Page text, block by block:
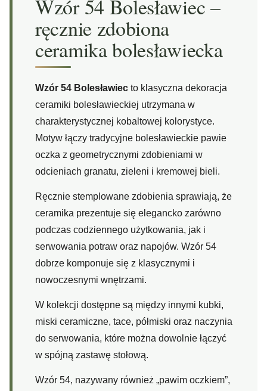
Wzór 54 Bolesławiec –
ręcznie zdobiona
ceramika bolesławiecka
Wzór 54 Bolesławiec to klasyczna dekoracja
ceramiki bolesławieckiej utrzymana w
charakterystycznej kobaltowej kolorystyce.
Motyw łączy tradycyjne bolesławieckie pawie
oczka z geometrycznymi zdobieniami w
odcieniach granatu, zieleni i kremowej bieli.
Ręcznie stemplowane zdobienia sprawiają, że
ceramika prezentuje się elegancko zarówno
podczas codziennego użytkowania, jak i
serwowania potraw oraz napojów. Wzór 54
dobrze komponuje się z klasycznymi i
nowoczesnymi wnętrzami.
W kolekcji dostępne są między innymi kubki,
miski ceramiczne, tace, półmiski oraz naczynia
do serwowania, które można dowolnie łączyć
w spójną zastawę stołową.
Wzór 54, nazywany również „pawim oczkiem”,